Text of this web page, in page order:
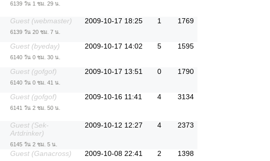
6139 วัน 1 ชม. 29 น.
Guest (webmaster)
6139 วัน 20 ชม. 7 น.
2009-10-17 18:25 1 1769
Guest (byeday)
6140 วัน 0 ชม. 30 น.
2009-10-17 14:02 5 1595
Guest (gofgof)
6140 วัน 0 ชม. 41 น.
2009-10-17 13:51 0 1790
Guest (gofgof)
6141 วัน 2 ชม. 50 น.
2009-10-16 11:41 4 3134
Guest (Sek-
Artdrinker)
6145 วัน 2 ชม. 5 น.
2009-10-12 12:27 4 2373
Guest (Ganacross) 2009-10-08 22:41 2 1398